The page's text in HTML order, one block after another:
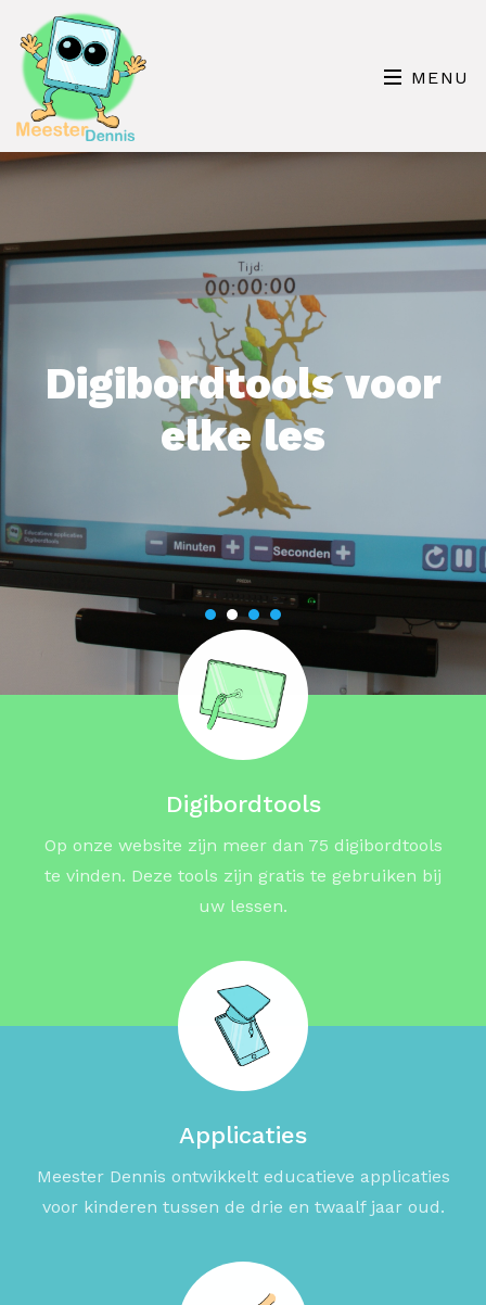
MENU
Digibordtools voor
elke les
Digibordtools
Op onze website zijn meer dan 75 digibordtools
te vinden. Deze tools zijn gratis te gebruiken bij
uw lessen.
Applicaties
Meester Dennis ontwikkelt educatieve applicaties
voor kinderen tussen de drie en twaalf jaar oud.